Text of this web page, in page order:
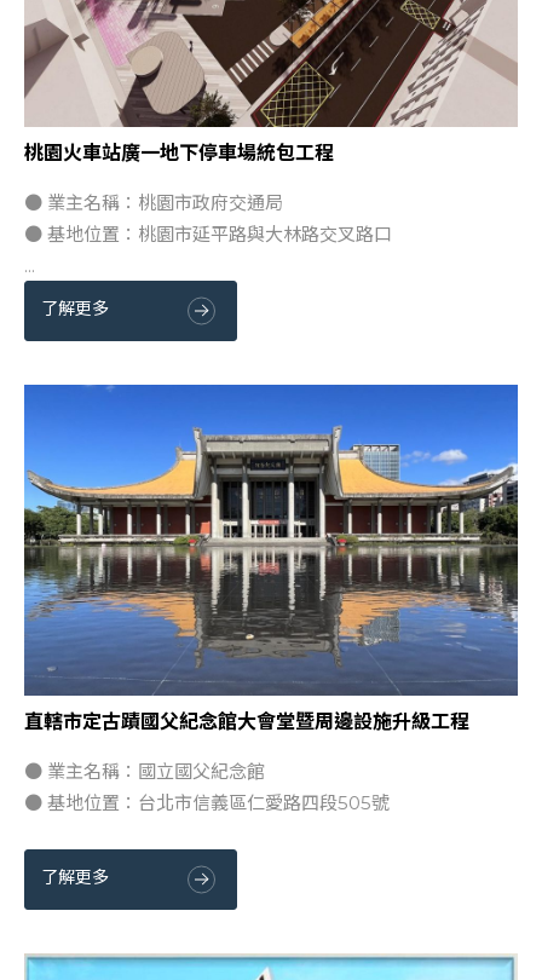
桃園火車站廣一地下停車場統包工程
● 業主名稱：桃園市政府交通局
● 基地位置：桃園市延平路與大林路交叉路口
...
了解更多
直轄市定古蹟國父紀念館大會堂暨周邊設施升級工程
● 業主名稱：國立國父紀念館
● 基地位置：台北市信義區仁愛路四段505號
了解更多